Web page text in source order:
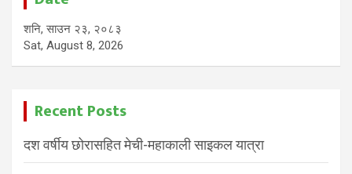
शनि, साउन २३, २०८३
Sat, August 8, 2026
Recent Posts
दश वर्षीय छोरासहित मेची-महाकाली साइकल यात्रा